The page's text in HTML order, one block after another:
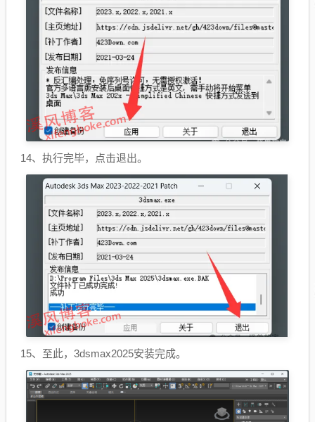
14、执行完毕，点击退出。
15、至此，3dsmax2025安装完成。